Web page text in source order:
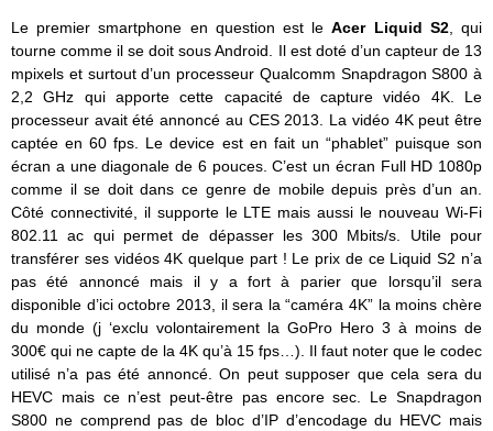
Le premier smartphone en question est leAcer Liquid S2, qui
tourne comme il se doit sous Android. Il est doté d’un capteur de 13
mpixels et surtout d’un processeur Qualcomm Snapdragon S800 à
2,2 GHz qui apporte cette capacité de capture vidéo 4K. Le
processeur avait été annoncé au CES 2013. La vidéo 4K peut être
captée en 60 fps. Le device est en fait un “phablet” puisque son
écran a une diagonale de 6 pouces. C’est un écran Full HD 1080p
comme il se doit dans ce genre de mobile depuis près d’un an.
Côté connectivité, il supporte le LTE mais aussi le nouveau Wi-Fi
802.11 ac qui permet de dépasser les 300 Mbits/s. Utile pour
transférer ses vidéos 4K quelque part ! Le prix de ce Liquid S2 n’a
pas été annoncé mais il y a fort à parier que lorsqu’il sera
disponible d’ici octobre 2013, il sera la “caméra 4K” la moins chère
du monde (j ‘exclu volontairement la GoPro Hero 3 à moins de
300€ qui ne capte de la 4K qu’à 15 fps…). Il faut noter que le codec
utilisé n’a pas été annoncé. On peut supposer que cela sera du
HEVC mais ce n’est peut-être pas encore sec. Le Snapdragon
S800 ne comprend pas de bloc d’IP d’encodage du HEVC mais